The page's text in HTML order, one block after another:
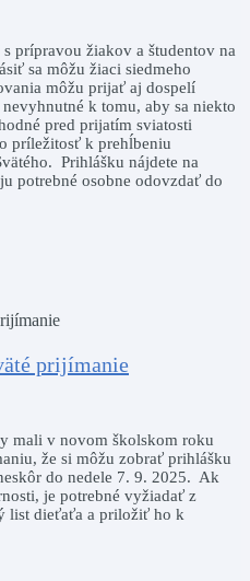
prípravou žiakov a študentov na
sa môžu žiaci siedmeho
môžu prijať aj dospelí
k tomu, aby sa niekto
pred prijatím sviatosti
príležitosť k prehĺbeniu
Prihlášku nájdete na
potrebné osobne odovzdať do
prijímanie
mali v novom školskom roku
že si môžu zobrať prihlášku
do nedele 7. 9. 2025. Ak
je potrebné vyžiadať z
list dieťaťa a priložiť ho k